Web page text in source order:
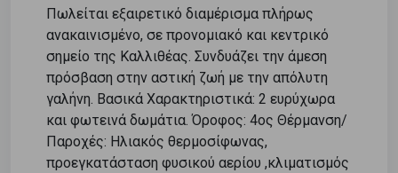
Πωλείται εξαιρετικό διαμέρισμα πλήρως
ανακαινισμένο, σε προνομιακό και κεντρικό
σημείο της Καλλιθέας. Συνδυάζει την άμεση
πρόσβαση στην αστική ζωή με την απόλυτη
γαλήνη. Βασικά Χαρακτηριστικά: 2 ευρύχωρα
και φωτεινά δωμάτια. Όροφος: 4ος Θέρμανση/
Παροχές: Ηλιακός θερμοσίφωνας,
προεγκατάσταση φυσικού αερίου ,κλιματισμός